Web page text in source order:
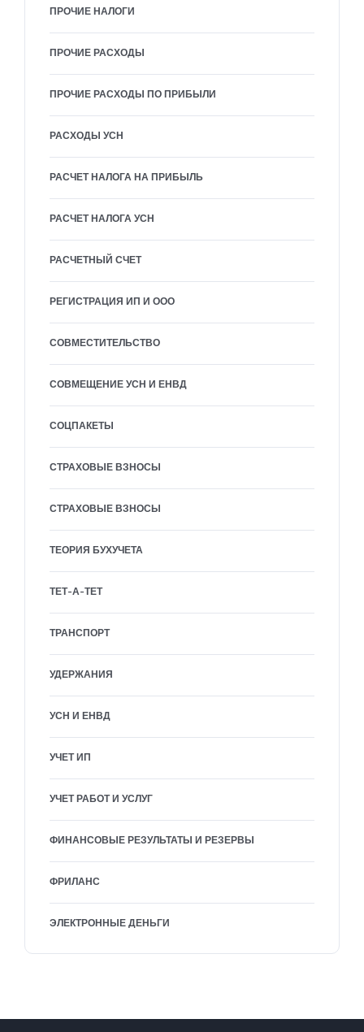
ПРОЧИЕ НАЛОГИ
ПРОЧИЕ РАСХОДЫ
ПРОЧИЕ РАСХОДЫ ПО ПРИБЫЛИ
РАСХОДЫ УСН
РАСЧЕТ НАЛОГА НА ПРИБЫЛЬ
РАСЧЕТ НАЛОГА УСН
РАСЧЕТНЫЙ СЧЕТ
РЕГИСТРАЦИЯ ИП И ООО
СОВМЕСТИТЕЛЬСТВО
СОВМЕЩЕНИЕ УСН И ЕНВД
СОЦПАКЕТЫ
СТРАХОВЫЕ ВЗНОСЫ
СТРАХОВЫЕ ВЗНОСЫ
ТЕОРИЯ БУХУЧЕТА
ТЕТ-А-ТЕТ
ТРАНСПОРТ
УДЕРЖАНИЯ
УСН И ЕНВД
УЧЕТ ИП
УЧЕТ РАБОТ И УСЛУГ
ФИНАНСОВЫЕ РЕЗУЛЬТАТЫ И РЕЗЕРВЫ
ФРИЛАНС
ЭЛЕКТРОННЫЕ ДЕНЬГИ